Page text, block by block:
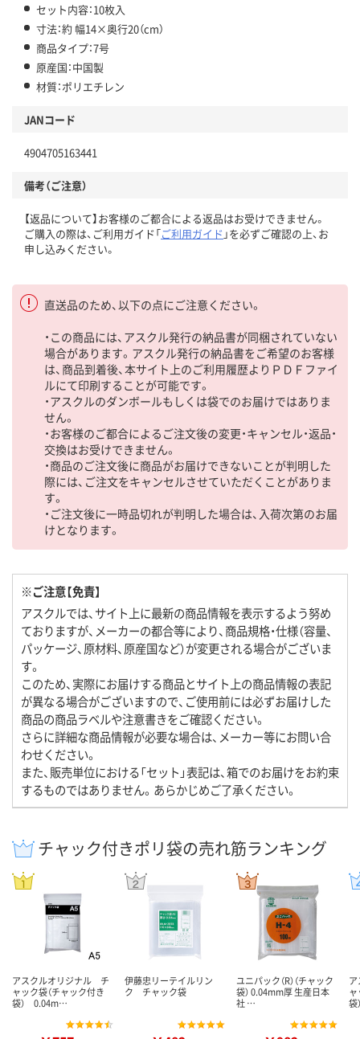
セット内容：10枚入
寸法：約 幅14×奥行20（cm）
商品タイプ：7号
原産国：中国製
材質：ポリエチレン
JANコード
4904705163441
備考（ご注意）
【返品について】お客様のご都合による返品はお受けできません。
ご購入の際は、ご利用ガイド「ご利用ガイド 」を必ずご確認の上、お
申し込みください。
直送品のため、以下の点にご注意ください。
・この商品には、アスクル発行の納品書が同梱されていない
場合があります。アスクル発行の納品書をご希望のお客様
は、商品到着後、本サイト上のご利用履歴よりＰＤＦファイ
ルにて印刷することが可能です。
・アスクルのダンボールもしくは袋でのお届けではありま
せん。
・お客様のご都合によるご注文後の変更・キャンセル・返品・
交換はお受けできません。
・商品のご注文後に商品がお届けできないことが判明した
際には、ご注文をキャンセルさせていただくことがありま
す。
・ご注文後に一時品切れが判明した場合は、入荷次第のお届
けとなります。
※ご注意【免責】
アスクルでは、サイト上に最新の商品情報を表示するよう努め
ておりますが、メーカーの都合等により、商品規格・仕様（容量、
パッケージ、原材料、原産国など）が変更される場合がございま
す。
このため、実際にお届けする商品とサイト上の商品情報の表記
が異なる場合がございますので、ご使用前には必ずお届けした
商品の商品ラベルや注意書きをご確認ください。
さらに詳細な商品情報が必要な場合は、メーカー等にお問い合
わせください。
また、販売単位における「セット」表記は、箱でのお届けをお約束
するものではありません。あらかじめご了承ください。
チャック付きポリ袋の売れ筋ランキング
アスクルオリジナル チ
ャック袋（チャック付き
袋） 0.04m…
伊藤忠リーテイルリン
ク チャック袋
ユニパック（R）（チャック
袋） 0.04mm厚 生産日本
社 …
ャ